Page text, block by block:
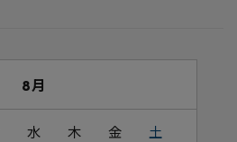
8月
水 木 金 土